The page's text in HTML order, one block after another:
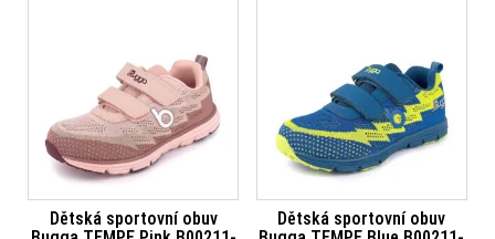
Dětská sportovní obuv
Dětská sportovní obuv